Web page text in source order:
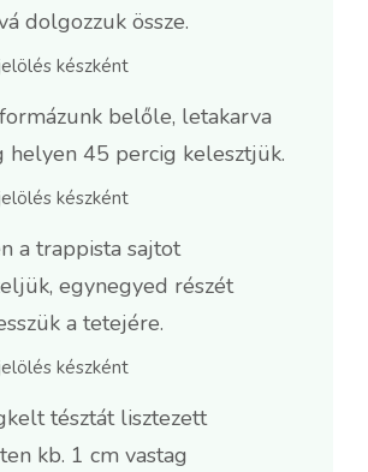
dolgozzuk össze.
készként
belőle, letakarva
helyen 45 percig kelesztjük.
készként
a trappista sajtot
egynegyed részét
a tetejére.
készként
tésztát lisztezett
kb. 1 cm vastag